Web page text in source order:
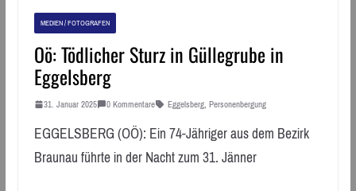
MEDIEN / FOTOGRAFEN
Oö: Tödlicher Sturz in Güllegrube in
Eggelsberg
31. Januar 2025 0 Kommentare Eggelsberg, Personenbergung
EGGELSBERG (OÖ): Ein 74-Jähriger aus dem Bezirk
Braunau führte in der Nacht zum 31. Jänner